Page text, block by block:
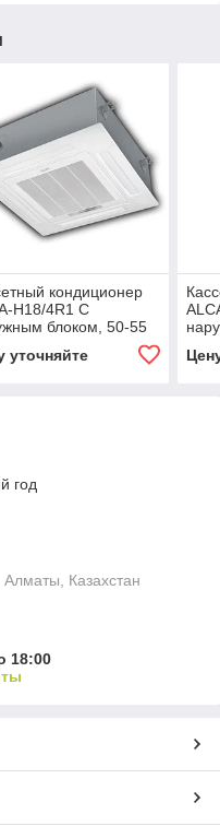
кондиционер
H18/4R1 С
блоком, 50-55
уточняйте
год
Казахстан
18:00